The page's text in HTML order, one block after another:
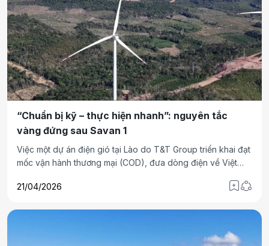
“Chuẩn bị kỹ – thực hiện nhanh”: nguyên tắc
vàng đứng sau Savan 1
Việc một dự án điện gió tại Lào do T&T Group triển khai đạt
mốc vận hành thương mại (COD), đưa dòng điện về Việt
lượng khoảng 0,9 tỷ kWh mỗi năm không chỉ là câu chuyện
21/04/2026